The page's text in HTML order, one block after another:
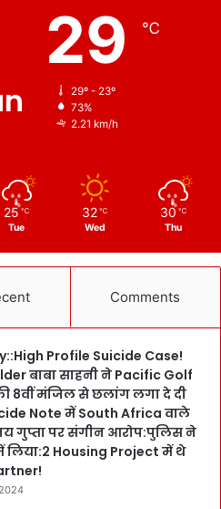
29 ℃
29º - 23º
73%
2.21 km/h
25 ℃
Tue
32 ℃
Wed
30 ℃
Thu
Comments
Profile Suicide Case!
बाबा साहनी ने Pacific Golf
8वीं मंजिल से छलांग लगा दे दी
Note में South Africa वाले
गुप्ता पर संगीन आरोप:पुलिस ने
लिया:2 Housing Project में थे